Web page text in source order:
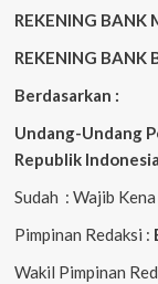
REKENING
REKENING BANK
Berdasarkan :
Undang-Undang
Republik
Sudah : Wajib
Pimpinan Redaksi :
Wakil Pimpinan